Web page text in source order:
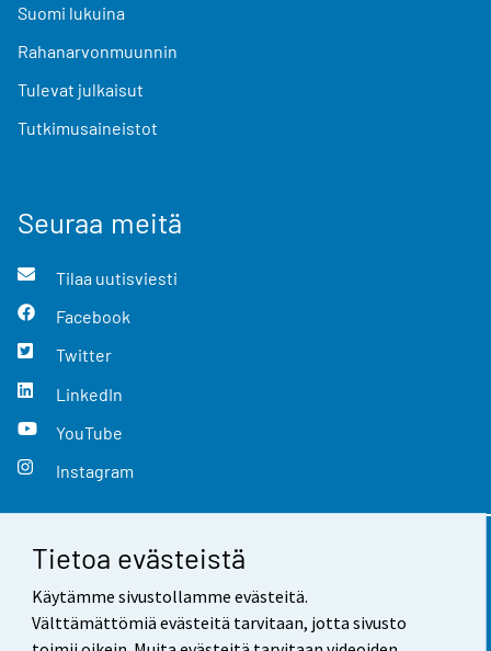
Tietoa evästeistä
Käytämme sivustollamme evästeitä.
Välttämättömiä evästeitä tarvitaan, jotta sivusto
Suomi lukuina
Rahanarvonmuunnin
Tulevat julkaisut
Tutkimusaineistot
Seuraa meitä
Tilaa uutisviesti
Facebook
Twitter
LinkedIn
YouTube
Instagram
Yhteystiedot
Palaute